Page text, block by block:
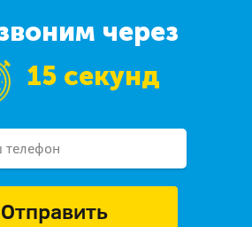
через
15 секунд
Отправить